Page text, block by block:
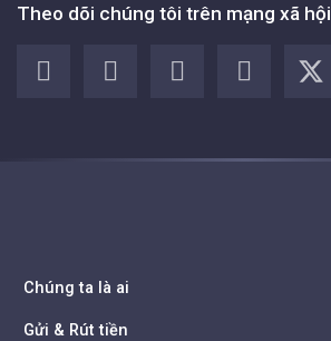
Theo dõi chúng tôi trên mạng xã hội
Chúng ta là ai
Gửi & Rút tiền